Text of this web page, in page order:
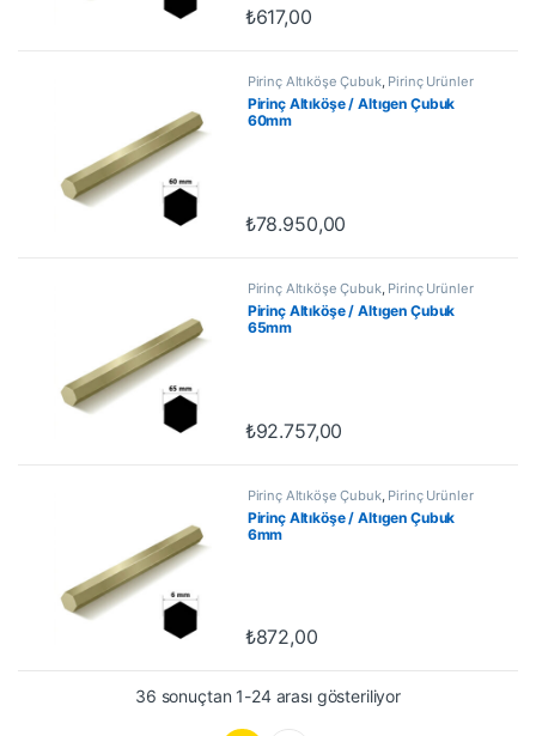
₺617,00
Pirinç Altıköşe Çubuk, Pirinç Ürünler
Pirinç Altıköşe / Altıgen Çubuk
60mm
₺78.950,00
Pirinç Altıköşe Çubuk, Pirinç Ürünler
Pirinç Altıköşe / Altıgen Çubuk
65mm
₺92.757,00
Pirinç Altıköşe Çubuk, Pirinç Ürünler
Pirinç Altıköşe / Altıgen Çubuk
6mm
₺872,00
36 sonuçtan 1-24 arası gösteriliyor